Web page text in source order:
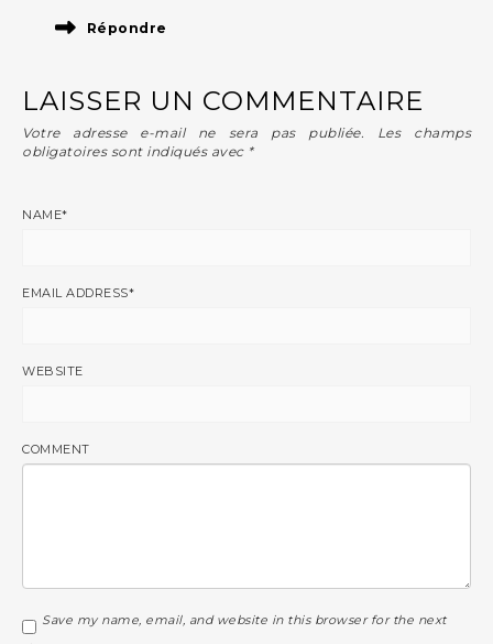
Répondre
LAISSER UN COMMENTAIRE
Votre adresse e-mail ne sera pas publiée.
Les champs
obligatoires sont indiqués avec *
NAME*
EMAIL ADDRESS*
WEBSITE
COMMENT
Save my name, email, and website in this browser for the next